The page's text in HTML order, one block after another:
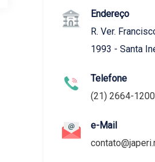
Endereço
R. Ver.
1993 - Santa
Telefone
(21) 2664-1200
e-Mail